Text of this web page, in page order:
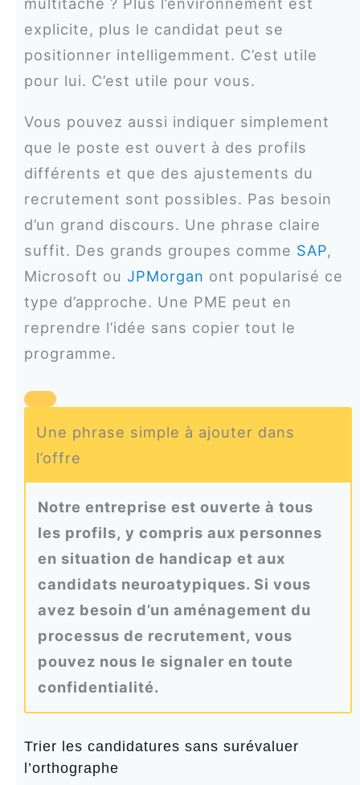
explicite, plus le candidat peut se
positionner intelligemment. C’est utile
pour lui. C’est utile pour vous.
Vous pouvez aussi indiquer simplement
que le poste est ouvert à des profils
différents et que des ajustements du
recrutement sont possibles. Pas besoin
d’un grand discours. Une phrase claire
suffit. Des grands groupes comme SAP,
Microsoft ou JPMorgan ont popularisé ce
type d’approche. Une PME peut en
reprendre l’idée sans copier tout le
programme.
Une phrase simple à ajouter dans
l’offre
Notre entreprise est ouverte à tous
les profils, y compris aux personnes
en situation de handicap et aux
candidats neuroatypiques. Si vous
avez besoin d’un aménagement du
processus de recrutement, vous
pouvez nous le signaler en toute
confidentialité.
Trier les candidatures sans surévaluer
l’orthographe